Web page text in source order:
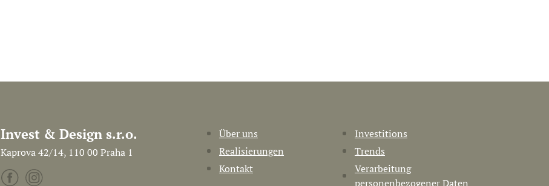
Invest & Design s.r.o.
Kaprova 42/14, 110 00 Praha 1
Über uns
Investitions
Realisierungen
Trends
Kontakt
Verarbeitung
personenbezogener Daten